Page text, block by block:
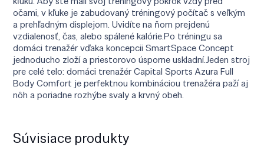
očami, v kľuke je zabudovaný tréningový počítač s veľkým
a prehľadným displejom. Uvidíte na ňom prejdenú
vzdialenosť, čas, alebo spálené kalórie.Po tréningu sa
domáci trenažér vďaka koncepcii SmartSpace Concept
jednoducho zloží a priestorovo úsporne uskladní.Jeden stroj
pre celé telo: domáci trenažér Capital Sports Azura Full
Body Comfort je perfektnou kombináciou trenažéra paží aj
nôh a poriadne rozhýbe svaly a krvný obeh.
Súvisiace produkty